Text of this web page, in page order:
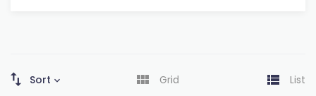
Sort Grid List